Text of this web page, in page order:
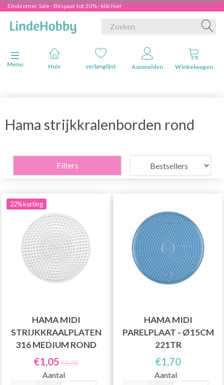
Eindzomer Sale - Bespaar tot 50% - klik hier
Navigatie in-/uitschakelen
Menu
Huis verlanglijst Aanmelden Winkelwagen
Hama strijkkralenborden rond
Filters
22% korting
HAMA MIDI
STRIJKKRAALPLATEN
316 MEDIUM ROND
€1,05 €1,35
Aantal
HAMA MIDI
PARELPLAAT - Ø15CM
221TR
€1,70
Aantal